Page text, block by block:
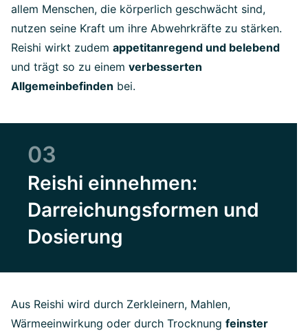
allem Menschen, die körperlich geschwächt sind,
nutzen seine Kraft um ihre Abwehrkräfte zu stärken.
Reishi wirkt zudem appetitanregend und belebend
und trägt so zu einem verbesserten
Allgemeinbefinden bei.
03
Reishi einnehmen:
Darreichungsformen und
Dosierung
Aus Reishi wird durch Zerkleinern, Mahlen,
Wärmeeinwirkung oder durch Trocknung feinster